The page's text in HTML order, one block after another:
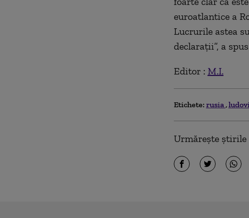
euroatlantice a
Lucrurile astea
declaraţii”, a
Editor : M.I.
Etichete: rusia
Urmărește